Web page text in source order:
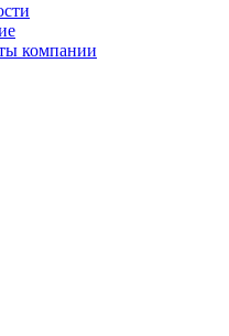
компании